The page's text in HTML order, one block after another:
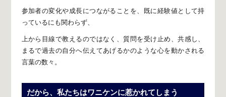
参加者の変化や成長につながることを、 既に経験値として持
っているにも関わらず、
上から目線で教えるのではなく、質問を受け止め、共感し、
まるで過去の自分へ伝えてあげるかのような心を動かされる
言葉の数々。
だから、私たちはワニケンに惹かれてしまう